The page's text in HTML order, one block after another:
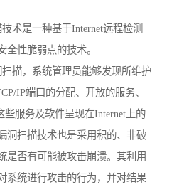
术是一种基于Internet远程检测
全性脆弱点的技术。
描，系统管理员能够发现所维护
IP端口的分配、开放的服务、
些服务及软件呈现在Internet上的
洞扫描技术也是采用积的、非破
是否有可能被攻击崩溃。其利用
系统进行攻击的行为，并对结果